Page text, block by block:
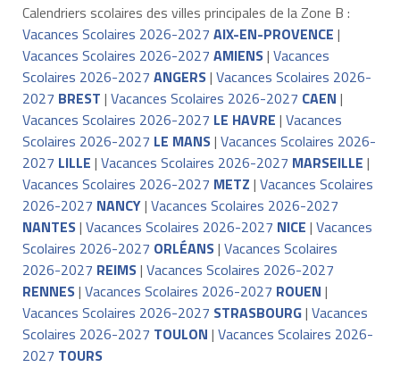
Calendriers scolaires des villes principales de la Zone B :
Vacances Scolaires 2026-2027 AIX-EN-PROVENCE |
Vacances Scolaires 2026-2027 AMIENS| Vacances
Scolaires 2026-2027 ANGERS| Vacances Scolaires 2026-
2027 BREST | Vacances Scolaires 2026-2027 CAEN |
Vacances Scolaires 2026-2027 LE HAVRE | Vacances
Scolaires 2026-2027 LE MANS| Vacances Scolaires 2026-
2027 LILLE | Vacances Scolaires 2026-2027 MARSEILLE |
Vacances Scolaires 2026-2027 METZ | Vacances Scolaires
2026-2027 NANCY| Vacances Scolaires 2026-2027
NANTES| Vacances Scolaires 2026-2027 NICE | Vacances
Scolaires 2026-2027 ORLÉANS| Vacances Scolaires
2026-2027 REIMS| Vacances Scolaires 2026-2027
RENNES| Vacances Scolaires 2026-2027 ROUEN |
Vacances Scolaires 2026-2027 STRASBOURG| Vacances
Scolaires 2026-2027 TOULON | Vacances Scolaires 2026-
2027 TOURS